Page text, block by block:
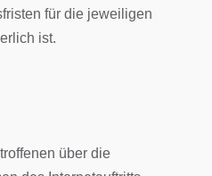
für die jeweiligen
ist.
über die